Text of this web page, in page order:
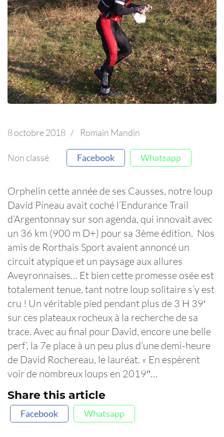
8 octobre 2018 / Romain Mandin
Non classé Facebook Whatsapp
Orphelin cette année de ses Causses, notre loup
David Pineau avait coché l’Endurance Trail
d’Argentonnay sur son agenda, qui innovait avec
un 36 km (900 m D+) pour sa 3ème édition. Nos
amis de Rorthais Sport avaient annoncé un
circuit atypique et un paysage aux allures
Aveyronnaises… Et bien cette promesse osée est
totalement tenue, tant notre loup solitaire s’y est
cru ! Un véritable pied pendant plus de 3 H 39′
sur ces plateaux rocheux à la recherche de sa
trace. Avec au final pour David, encore une belle
perf’, la 7e place à un peu plus d’une demi-heure
de David Rochereau, le lauréat. « En espèrent
voir de nombreux loups en 2019″…
Share this article
Facebook Whatsapp